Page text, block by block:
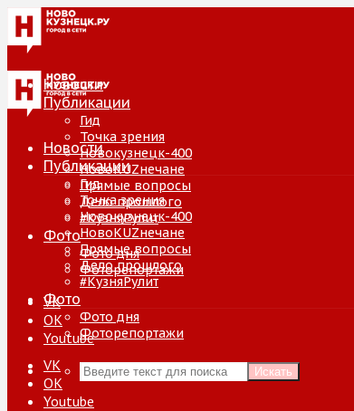
Новости
Публикации
Гид
Точка зрения
Новокузнецк-400
НовоKUZнечане
Прямые вопросы
Дело прошлого
#КузняРулит
Фото
Фото дня
Фоторепортажи
VK
ОК
Youtube
Искать
Новости
Публикации
Гид
Точка зрения
Новокузнецк-400
НовоKUZнечане
Прямые вопросы
Дело прошлого
#КузняРулит
Фото
Фото дня
Фоторепортажи
VK
ОК
Youtube